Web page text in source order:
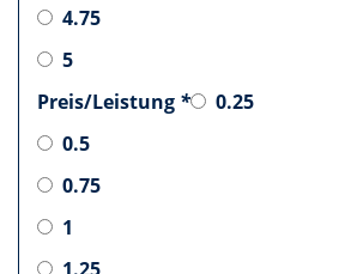
4.75
5
Preis/Leistung *
0.25
0.5
0.75
1
1.25